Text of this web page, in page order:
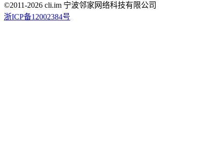
©2011-2026 cli.im 宁波邻家网络科技有限公司
浙ICP备12002384号